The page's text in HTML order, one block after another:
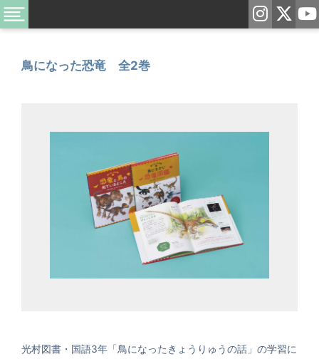
鳥になった恐竜 全2巻
光村図書・国語3年「鳥になったきょうりゅうの話」の学習に